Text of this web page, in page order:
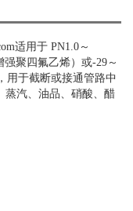
适用于 PN1.0 ～
聚四氟乙烯）或-29 ～
用于截断或接通管路中
蒸汽、油品、硝酸、醋